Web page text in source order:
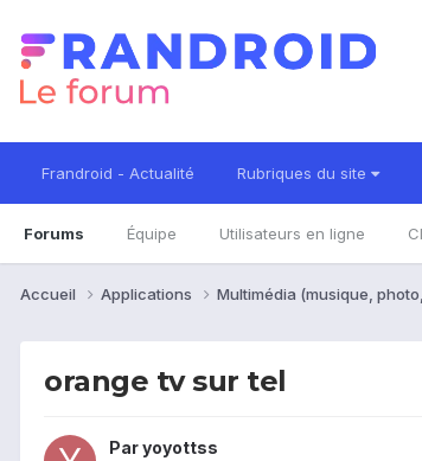
Frandroid - Actualité Rubriques du site
Forums Équipe Utilisateurs en ligne
Accueil Applications Multimédia (musique,
orange tv sur tel
Paryoyottss